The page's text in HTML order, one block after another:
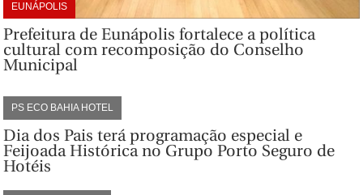
EUNÁPOLIS
Prefeitura de Eunápolis fortalece a política
cultural com recomposição do Conselho
Municipal
PS ECO BAHIA HOTEL
Dia dos Pais terá programação especial e
Feijoada Histórica no Grupo Porto Seguro de
Hotéis